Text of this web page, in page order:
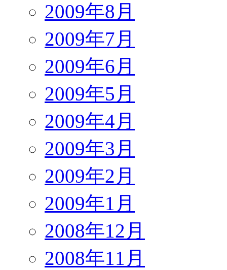
2009年8月
2009年7月
2009年6月
2009年5月
2009年4月
2009年3月
2009年2月
2009年1月
2008年12月
2008年11月